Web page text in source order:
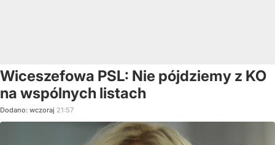
Wiceszefowa PSL: Nie pójdziemy z KO
na wspólnych listach
Dodano: wczoraj 21:57